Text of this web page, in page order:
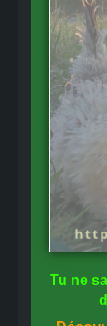
Tu ne